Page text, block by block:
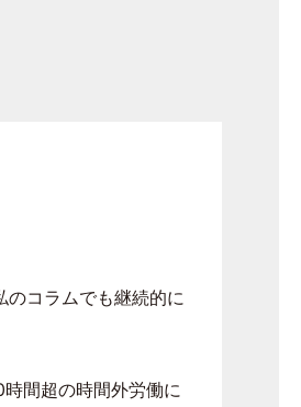
コラムでも継続的に
時間超の時間外労働に